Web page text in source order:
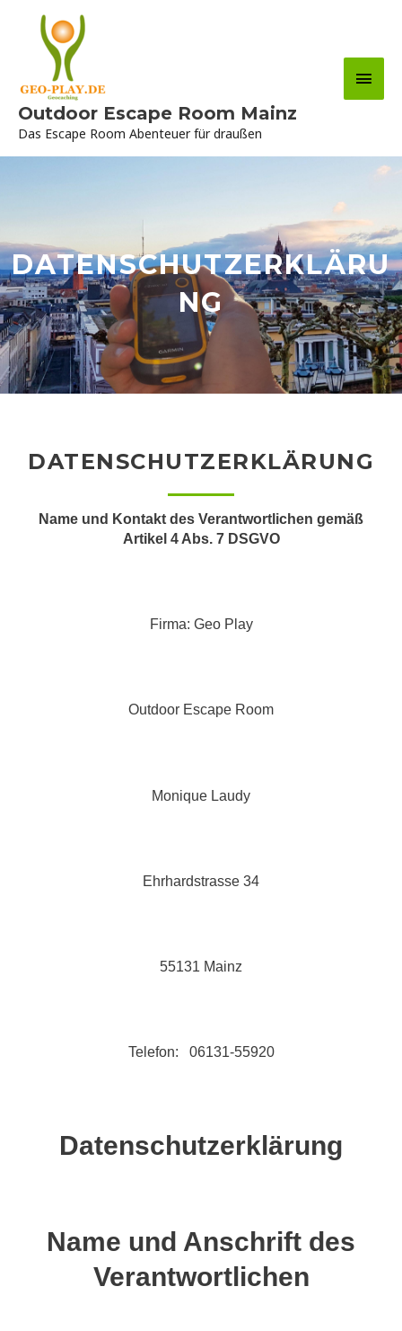
springen
Outdoor Escape Room Mainz
Das Escape Room Abenteuer für draußen
DATENSCHUTZERKLÄRU
NG
DATENSCHUTZERKLÄRUNG
Name und Kontakt des Verantwortlichen gemäß
Artikel 4 Abs. 7 DSGVO
Firma: Geo Play
Outdoor Escape Room
Monique Laudy
Ehrhardstrasse 34
55131 Mainz
Telefon: 06131-55920
Datenschutzerklärung
Name und Anschrift des
Verantwortlichen